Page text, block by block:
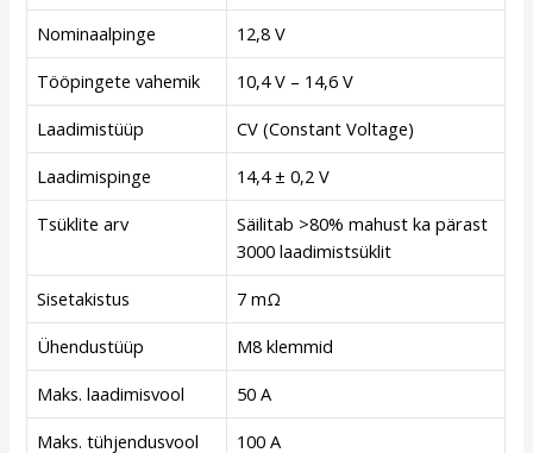
Nominaalpinge
12,8 V
Tööpingete vahemik
10,4 V – 14,6 V
Laadimistüüp
CV (Constant Voltage)
Laadimispinge
14,4 ± 0,2 V
Tsüklite arv
Säilitab >80% mahust ka pärast
3000 laadimistsüklit
Sisetakistus
7 mΩ
Ühendustüüp
M8 klemmid
Maks. laadimisvool
50 A
Maks. tühjendusvool
100 A